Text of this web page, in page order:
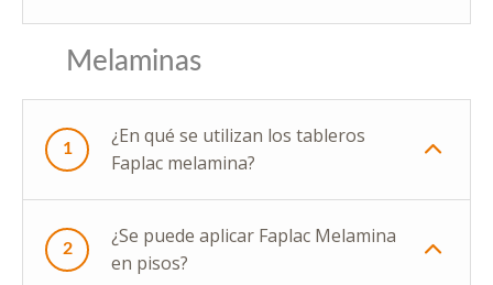
Melaminas
1
¿En qué se utilizan los tableros
Faplac melamina?
2
¿Se puede aplicar Faplac Melamina
en pisos?